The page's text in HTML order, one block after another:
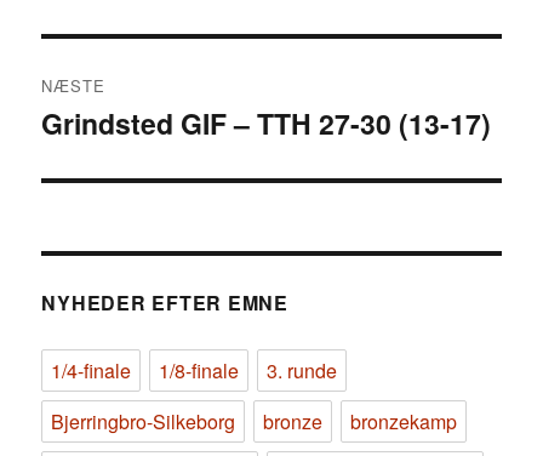
NÆSTE
Næste
Grindsted GIF – TTH 27-30 (13-17)
NYHEDER EFTER EMNE
1/4-finale 1/8-finale
3. runde
Bjerringbro-Silkeborg
bronze
bronzekamp